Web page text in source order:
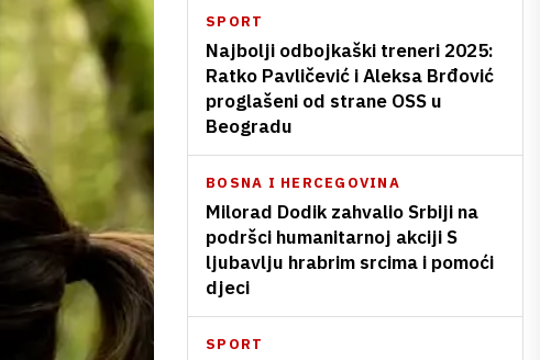
SPORT
Najbolji odbojkaški treneri 2025:
Ratko Pavličević i Aleksa Brđović
proglašeni od strane OSS u
Beogradu
BOSNA I HERCEGOVINA
Milorad Dodik zahvalio Srbiji na
podršci humanitarnoj akciji S
ljubavlju hrabrim srcima i pomoći
djeci
SPORT